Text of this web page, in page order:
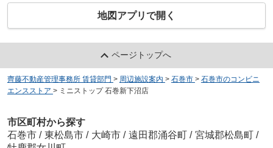
地図アプリで開く
ページトップへ
齊藤不動産管理事務所 賃貸部門 > 周辺施設案内 > 石巻市 > 石巻市のコンビニ
エンスストア > ミニストップ 石巻新下沼店
市区町村から探す
石巻市 / 東松島市 / 大崎市 / 遠田郡涌谷町 / 宮城郡松島町 /